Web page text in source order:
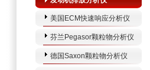
美国ECM快速响应分析仪
芬兰Pegasor颗粒物分析仪
德国Saxon颗粒物分析仪